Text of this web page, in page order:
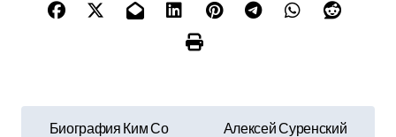
Биография Ким Со
Алексей Суренский